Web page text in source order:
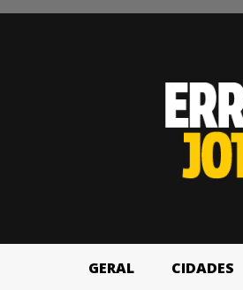
GERAL CIDADES